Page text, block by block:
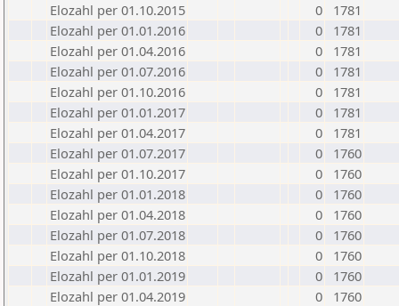
Elozahl per 01.10.2015
0
1781
Elozahl per 01.01.2016
0
1781
Elozahl per 01.04.2016
0
1781
Elozahl per 01.07.2016
0
1781
Elozahl per 01.10.2016
0
1781
Elozahl per 01.01.2017
0
1781
Elozahl per 01.04.2017
0
1781
Elozahl per 01.07.2017
0
1760
Elozahl per 01.10.2017
0
1760
Elozahl per 01.01.2018
0
1760
Elozahl per 01.04.2018
0
1760
Elozahl per 01.07.2018
0
1760
Elozahl per 01.10.2018
0
1760
Elozahl per 01.01.2019
0
1760
Elozahl per 01.04.2019
0
1760